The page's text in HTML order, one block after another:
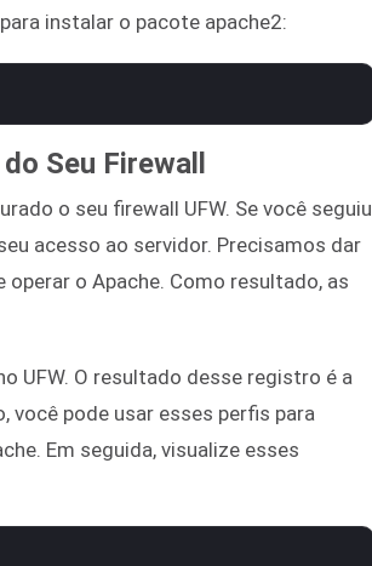
instalar o pacote apache2:
Seu Firewall
o seu firewall UFW. Se você seguiu
acesso ao servidor. Precisamos dar
o Apache. Como resultado, as
UFW. O resultado desse registro é a
você pode usar esses perfis para
Em seguida, visualize esses